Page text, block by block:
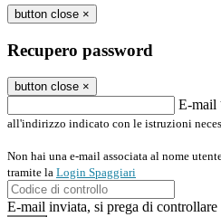
button close ×
Recupero password
button close ×
E-mail
all'indirizzo indicato con le istruzioni
Non hai una e-mail associata al nome
tramite la Login Spaggiari
E-mail inviata, si prega di controllare